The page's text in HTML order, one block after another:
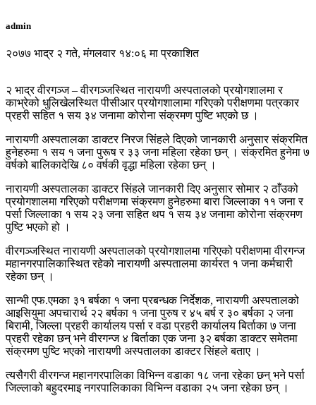
admin
२०७७ भाद्र २ गते, मंगलवार १४:०६ मा प्रकाशित
२ भाद्र वीरगञ्ज – वीरगञ्जस्थित नारायणी अस्पतालको प्रयोगशालमा र
काभ्रेको धुलिखेलस्थित पीसीआर प्रयोगशालामा गरिएको परीक्षणमा पत्रकार
प्रहरी सहित १ सय ३४ जनामा कोरोना संक्रमण पुष्टि भएको छ ।
नारायणी अस्पतालका डाक्टर निरज सिंहले दिएको जानकारी अनुसार संक्रमित
हुनेहरुमा १ सय १ जना पुरूष र ३३ जना महिला रहेका छन् । संक्रमित हुनेमा ७
वर्षको बालिकादेखि ८० वर्षकी वृद्धा महिला रहेका छन् ।
नारायणी अस्पतालका डाक्टर सिंहले जानकारी दिए अनुसार सोमार २ ठाँउको
प्रयोगशालमा गरिएको परीक्षणमा संक्रमण हुनेहरुमा बारा जिल्लाका ११ जना र
पर्सा जिल्लाका १ सय २३ जना सहित थप १ सय ३४ जनामा कोरोना संक्रमण
पुष्टि भएको हो ।
वीरगञ्जस्थित नारायणी अस्पतालको प्रयोगशालमा गरिएको परीक्षणमा वीरगन्ज
महानगरपालिकास्थित रहेको नारायणी अस्पतालमा कार्यरत १ जना कर्मचारी
रहेका छन् ।
सान्भी एफ.एमका ३१ बर्षका १ जना प्रबन्धक निर्देशक, नारायणी अस्पतालको
आइसियुमा अपचारार्थ २२ बर्षका १ जना पुरुष र ४५ बर्ष र ३० बर्षका २ जना
बिरामी, जिल्ला प्रहरी कार्यालय पर्सा र वडा प्रहरी कार्यालय बिर्ताका ७ जना
प्रहरी रहेका छन् भने वीरगन्ज ४ बिर्ताका एक जना ३२ बर्षका डाक्टर समेतमा
संक्रमण पुष्टि भएको नारायणी अस्पतालका डाक्टर सिंहले बताए ।
त्यसैगरी वीरगन्ज महानगरपालिका विभिन्न वडाका १८ जना रहेका छन् भने पर्सा
जिल्लाको बहुदरमाइ नगरपालिकाका विभिन्न वडाका २५ जना रहेका छन् ।